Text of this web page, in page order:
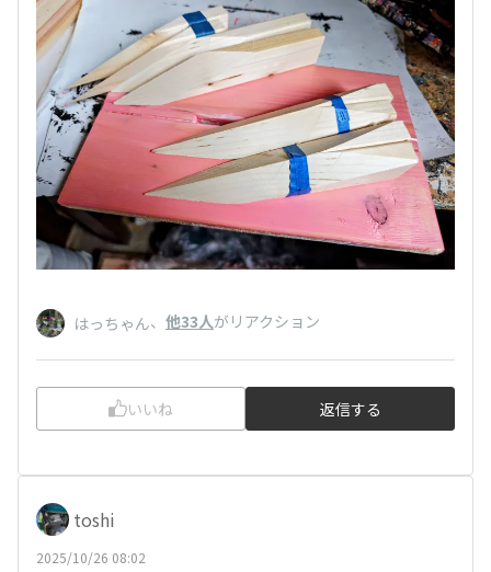
はっちゃん、 他33人がリアクション
いいね 返信する
toshi
2025/10/26 08:02